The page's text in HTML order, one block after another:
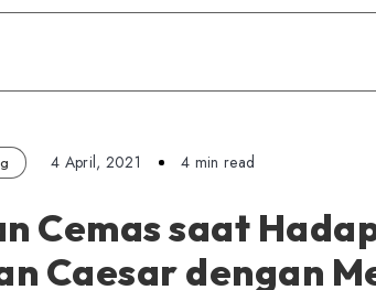
4 April, 2021 4 min read
Cemas saat
Caesar dengan